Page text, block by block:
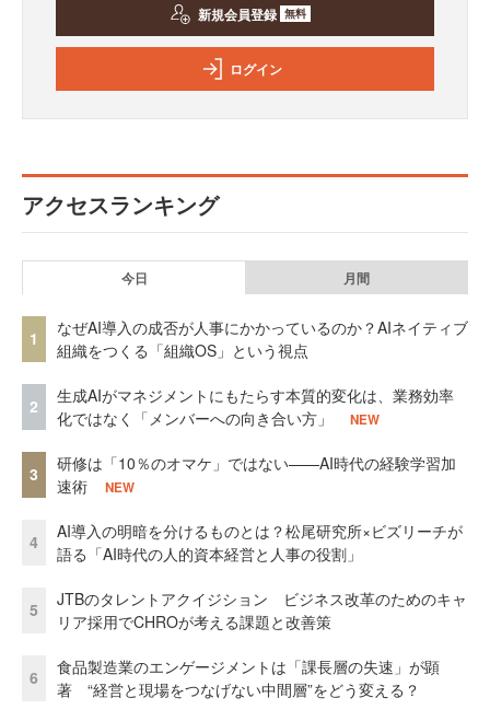
新規会員登録 無料
ログイン
アクセスランキング
今日 月間
1
なぜAI導入の成否が人事にかかっているのか？AIネイティブ
組織をつくる「組織OS」という視点
2
生成AIがマネジメントにもたらす本質的変化は、業務効率
化ではなく「メンバーへの向き合い方」
NEW
3
研修は「10％のオマケ」ではない——AI時代の経験学習加
速術
NEW
4
AI導入の明暗を分けるものとは？松尾研究所×ビズリーチが
語る「AI時代の人的資本経営と人事の役割」
5
JTBのタレントアクイジション ビジネス改革のためのキャ
リア採用でCHROが考える課題と改善策
6
食品製造業のエンゲージメントは「課長層の失速」が顕
著 “経営と現場をつなげない中間層”をどう変える？